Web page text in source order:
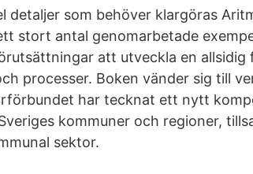
detaljer som behöver klargöras
stort antal genomarbetade
att utveckla en
processer. Boken vänder sig till
har tecknat ett nytt
kommuner och regioner,
sektor.